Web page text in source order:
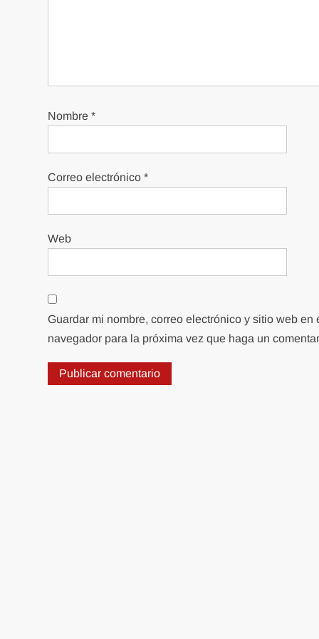
Nombre*
Correo electrónico*
Web
Guardar mi nombre, correo electrónico y sitio web en
navegador para la próxima vez que haga un